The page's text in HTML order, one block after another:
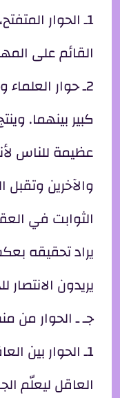
1ـ الحوار
القائم على
2ـ حوار
كبير بينهما.
عظيمة للناس
والآخرين وتقبل
الثوابت في
يراد تحقيقه
يريدون الانتصار
جـ ـ الحوار من
1ـ الحوار بين
العاقل ليعلّم